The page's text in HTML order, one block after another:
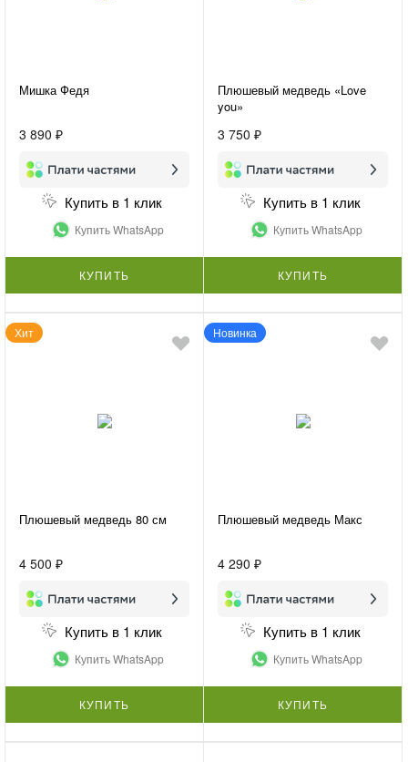
Мишка Федя
3 890 ₽
Купить в 1 клик
Купить WhatsApp
КУПИТЬ
Плюшевый медведь «Love
you»
3 750 ₽
Купить в 1 клик
Купить WhatsApp
КУПИТЬ
Хит
Плюшевый медведь 80 см
4 500 ₽
Купить в 1 клик
Купить WhatsApp
КУПИТЬ
Новинка
Плюшевый медведь Макс
4 290 ₽
Купить в 1 клик
Купить WhatsApp
КУПИТЬ